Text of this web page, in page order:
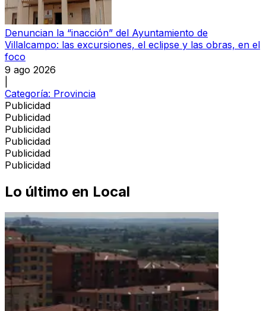
Denuncian la “inacción” del Ayuntamiento de
Villalcampo: las excursiones, el eclipse y las obras, en el
foco
9 ago 2026
Categoría: Provincia
Publicidad
Publicidad
Publicidad
Publicidad
Publicidad
Publicidad
Lo último en Local